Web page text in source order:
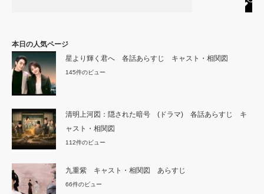
本日の人気ページ
星より輝く君へ 各話あらすじ キャスト・相関図
145件のビュー
清明上河図：隠された暗号 (ドラマ) 各話あらすじ キ
ャスト・相関図
112件のビュー
九重紫 キャスト・相関図 あらすじ
66件のビュー